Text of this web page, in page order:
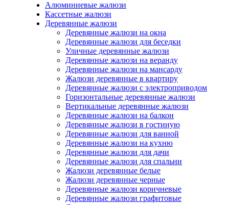
Алюминиевые жалюзи
Кассетные жалюзи
Деревянные жалюзи
Деревянные жалюзи на окна
Деревянные жалюзи для беседки
Уличные деревянные жалюзи
Деревянные жалюзи на веранду
Деревянные жалюзи на мансарду
Жалюзи деревянные в квартиру
Деревянные жалюзи с электроприводом
Горизонтальные деревянные жалюзи
Вертикальные деревянные жалюзи
Деревянные жалюзи на балкон
Деревянные жалюзи в гостиную
Деревянные жалюзи для ванной
Деревянные жалюзи на кухню
Деревянные жалюзи для дачи
Деревянные жалюзи для спальни
Жалюзи деревянные белые
Жалюзи деревянные черные
Деревянные жалюзи коричневые
Деревянные жалюзи графитовые